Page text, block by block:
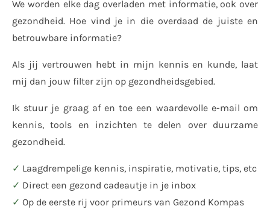
We worden elke dag overladen met informatie, ook over
gezondheid. Hoe vind je in die overdaad de juiste en
betrouwbare informatie?
Als jij vertrouwen hebt in mijn kennis en kunde, laat
mij dan jouw filter zijn op gezondheidsgebied.
Ik stuur je graag af en toe een waardevolle e-mail om
kennis, tools en inzichten te delen over duurzame
gezondheid.
✓ Laagdrempelige kennis, inspiratie, motivatie, tips, etc
✓ Direct een gezond cadeautje in je inbox
✓ Op de eerste rij voor primeurs van Gezond Kompas